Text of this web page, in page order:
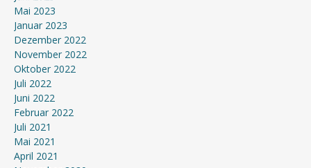
Mai 2023
Januar 2023
Dezember 2022
November 2022
Oktober 2022
Juli 2022
Juni 2022
Februar 2022
Juli 2021
Mai 2021
April 2021